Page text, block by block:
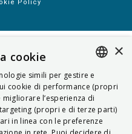
Policy
ITALIAN
ENGLISH
FRENCH
×
cookie
simili per gestire e
cookie di performance (propri
l’esperienza di
(propri e di terze parti)
in linea con le preferenze